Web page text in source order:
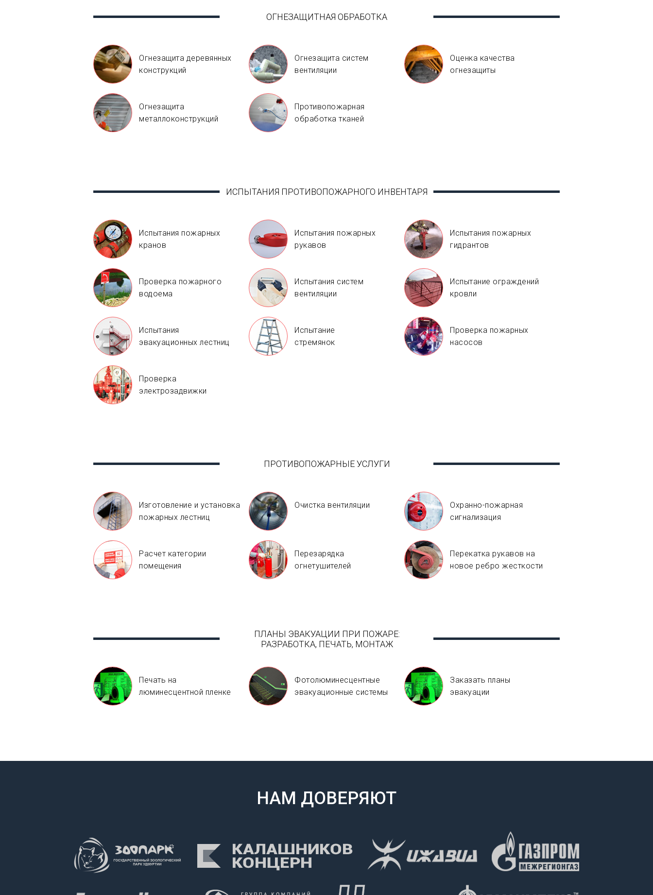
ОГНЕЗАЩИТНАЯ ОБРАБОТКА
Огнезащита деревянных
конструкций
Огнезащита систем
вентиляции
Оценка качества
огнезащиты
Огнезащита
металлоконструкций
Противопожарная
обработка тканей
ИСПЫТАНИЯ ПРОТИВОПОЖАРНОГО ИНВЕНТАРЯ
Испытания пожарных
кранов
Испытания пожарных
рукавов
Испытания пожарных
гидрантов
Проверка пожарного
водоема
Испытания систем
вентиляции
Испытание ограждений
кровли
Испытания
эвакуационных лестниц
Испытание
стремянок
Проверка пожарных
насосов
Проверка
электрозадвижки
ПРОТИВОПОЖАРНЫЕ УСЛУГИ
Изготовление и установка
пожарных лестниц
Очистка вентиляции
Охранно-пожарная
сигнализация
Расчет категории
помещения
Перезарядка
огнетушителей
Перекатка рукавов на
новое ребро жесткости
ПЛАНЫ ЭВАКУАЦИИ ПРИ ПОЖАРЕ:
РАЗРАБОТКА, ПЕЧАТЬ, МОНТАЖ
Печать на
люминесцентной пленке
Фотолюминесцентные
эвакуационные системы
Заказать планы
эвакуации
НАМ ДОВЕРЯЮТ